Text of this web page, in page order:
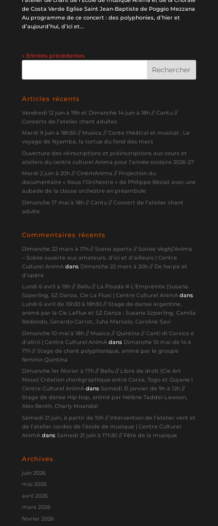
de Costa Verde Eglise Saint Jean-Baptiste de Poggio Mezzana
Au programme de ce concert : des polyphonies, d’hier et
d’aujourd’hui, d’ici et...
« Entrées précédentes
Articles récents
Vendredi 12 juin à 19h et Dimanche 14 juin à 18h // Cantu //
Concerts de l’atelier chant adultes
Mardi 9 juin à 18h30 // Musica // Conte théâtral et musical : Le
voyage de Nyamba, la tortue du fond des mers
Ouverture des réinscriptions et préinscriptions aux cours et
ateliers du centre culturel Anima pour l’année scolaire 2026-27
Mardi 2 juin à 20h // CinémAnima // Projection du
documentaire « Nous l’Orchestre » de Philippe Béziat avec une
aubade de la classe orchestre en préambule
Dimanche 17 mai à 18h // Cantu // Concert de l’atelier chant
adulte
Commentaires récents
Dimanche 22 mars à 17h // Scena aperta // Soirée Veghj’Anima
– Scène ouverte aux amateurs, d’ici et d’ailleurs | Centre
Culturel AnimAdans Dimanche 22 mars à 20h // De harpe et
d’opéra
Lundi 6 avril à 19h // Ballu // La Pisada # L’Empreinte (Susana
Szperling, SZ Danza, Cie La Flux) | Centre Culturel AnimAdans
Lundi 6 avril de 15h30 à 18h30 // Stage de danse argentine,
animé par la Cie LaFlux et SZ Danza : Susana Szperling, Camila
Redondo, Gerardo Carrot, Juha Marsalo, Caroline Savi
Dimanche 10 mai à 18h // Musica // Quintina // Canti di Corsica è
d’altrò | Centre Culturel AnimAdans Dimanche 10 mai de 14 à
17h // Stage de chant polyphonique, animé par le groupe
féminin Quintina
Dimanche 1er février à 17h // Ballu // Libre de droit (Cie Art
Mouv) Création chorégraphique entre Corse, Togo et Guyane |
Centre Culturel AnimAdans Samedi 31 janvier de 9h à 12h //
Stage de danse Hip-hop, animé par Hélène Taddei-Lawson,
Alex Benth, Charly Moandal
Samedi 21 juin, à partir de 10h // Intervention de l’atelier vent et
de l’atelier cordes de l’école de musique | Centre Culturel
AnimAdans Samedi 21 juin à 17h30 // Fête de la musique
Archives
juin 2026
mai 2026
avril 2026
mars 2026
février 2026